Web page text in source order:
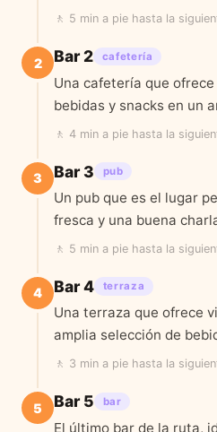
🚶 5 min a pie hasta la
2 Bar 2 cafetería
Una cafetería que
bebidas y snacks en un
🚶 4 min a pie hasta la
3 Bar 3 pub
Un pub que es el lugar
fresca y una buena
🚶 5 min a pie hasta la
4 Bar 4 terraza
Una terraza que ofrece
amplia selección de
🚶 3 min a pie hasta la
5 Bar 5 bar
El último bar de la ruta,